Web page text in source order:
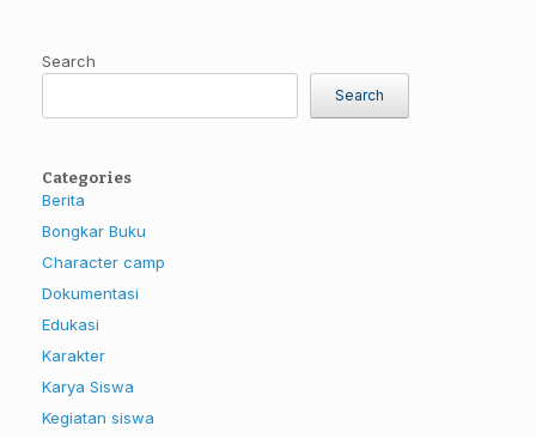
Search
Search
Categories
Berita
Bongkar Buku
Character camp
Dokumentasi
Edukasi
Karakter
Karya Siswa
Kegiatan siswa